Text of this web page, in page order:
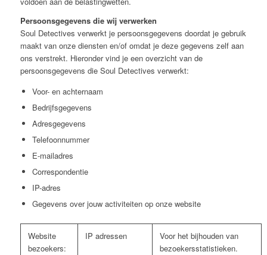
Persoonsgegevens die wij verwerken
Soul Detectives verwerkt je persoonsgegevens doordat je gebruik
maakt van onze diensten en/of omdat je deze gegevens zelf aan
ons verstrekt. Hieronder vind je een overzicht van de
persoonsgegevens die Soul Detectives verwerkt:
Voor- en achternaam
Bedrijfsgegevens
Adresgegevens
Telefoonnummer
E-mailadres
Correspondentie
IP-adres
Gegevens over jouw activiteiten op onze website
Website
bezoekers:
IP adressen
Voor het bijhouden van
bezoekersstatistieken.